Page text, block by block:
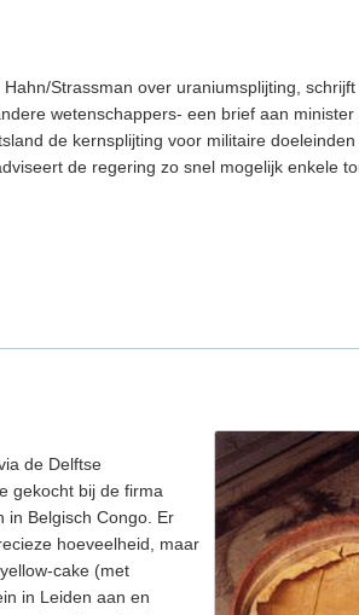
Strassman over uraniumsplijting,
wetenschappers- een brief aan
de kernsplijting voor militaire
de regering zo snel mogelijk enkele
de Delftse
gekocht bij de firma
in Belgisch Congo. Er
hoeveelheid, maar
cake (met
in Leiden aan en